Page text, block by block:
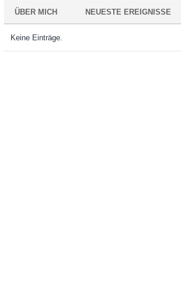
ÜBER MICH NEUESTE EREIGNISSE
Keine Einträge.